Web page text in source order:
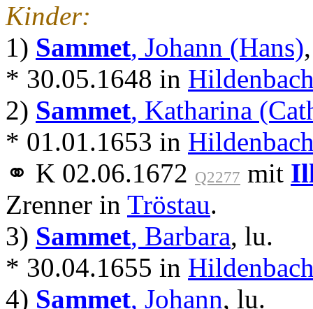
Kinder:
1) Sammet, Johann (Hans)
* 30.05.1648 in
2) Sammet, Katharina
* 01.01.1653 in
⚭ K 02.06.1672 Q2277 mit
Zrenner in Tröstau.
3) Sammet, Barbara, lu.
* 30.04.1655 in
4) Sammet, Johann, lu.